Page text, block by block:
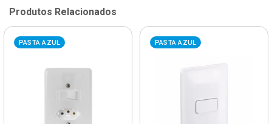
Produtos Relacionados
PASTA AZUL PASTA AZUL